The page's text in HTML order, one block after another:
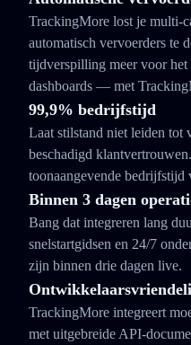
TrackingMore lost je multi-
automatisch vervoerders te
tijdverspilling meer voor het
dashboards — met
99,9% bedrijfstijd
Laat stilstand niet leiden tot
beschadigd
toonaangevende bedrijfstijd
Binnen 3 dagen
Bang dat integreren lang
snelstartgidsen en 24/7
zijn binnen drie dagen live.
TrackingMore integreert
met uitgebreide API-